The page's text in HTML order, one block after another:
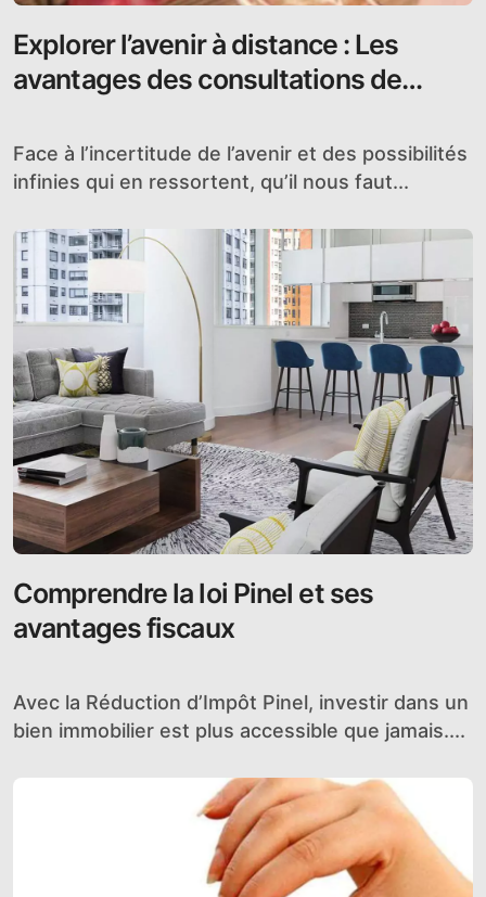
Explorer l’avenir à distance : Les
avantages des consultations de
Face à l’incertitude de l’avenir et des possibilités
infinies qui en ressortent, qu’il nous faut...
Comprendre la loi Pinel et ses
avantages fiscaux
Avec la Réduction d’Impôt Pinel, investir dans un
bien immobilier est plus accessible que jamais....